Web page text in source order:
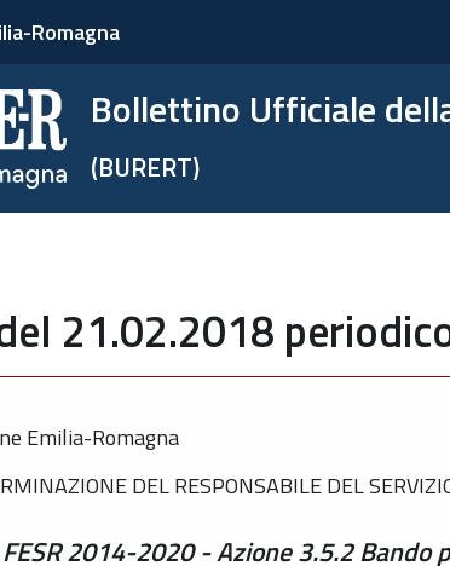
Romagna
Bollettino Ufficiale
(BURERT)
21.02.2018
Emilia-Romagna
DEL RESPONSABILE DEL
FESR 2014-2020 - Azione 3.5.2